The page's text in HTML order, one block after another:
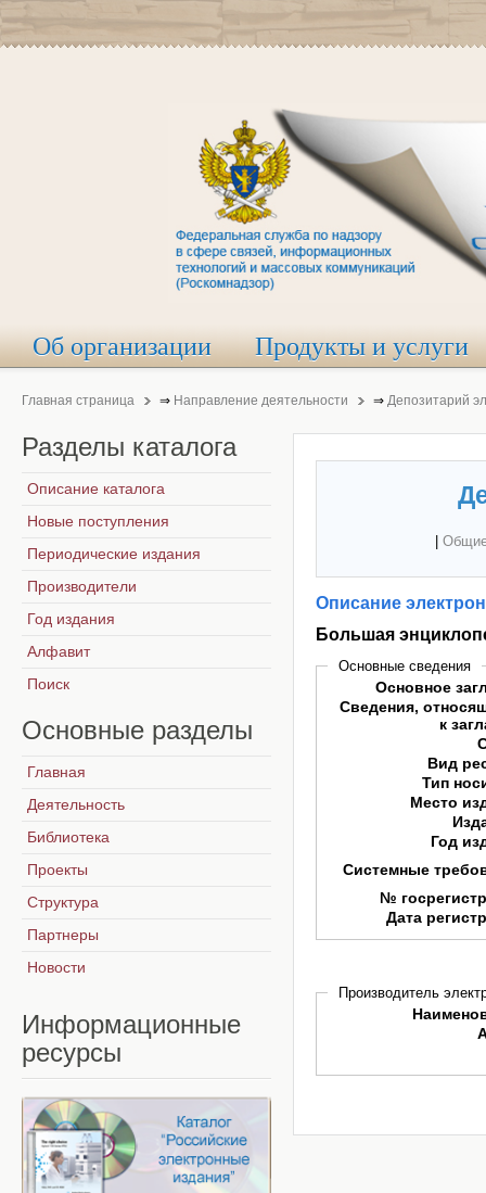
Об организации Продукты и услуги
Главная страница ⇒ Направление деятельности ⇒ Депозитарий
Описание
Большая
Основные сведения
Основное
Сведения,
к
Вид
Тип
Место
Год
Системные
№
Дата
Производитель
Разделы каталога
Описание каталога
Новые поступления
Периодические издания
Производители
Год издания
Алфавит
Поиск
Основные разделы
Главная
Деятельность
Библиотека
Проекты
Структура
Партнеры
Новости
Информационные
ресурсы